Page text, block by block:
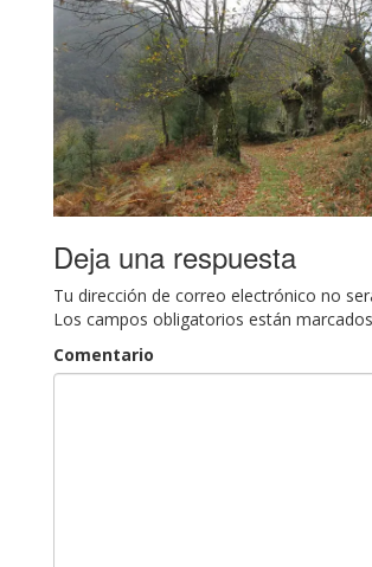
Deja una respuesta
Tu dirección de correo electrónico no
Los campos obligatorios están
Comentario